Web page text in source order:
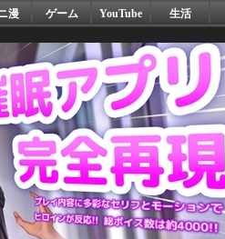
漫 ゲーム YouTube 生活